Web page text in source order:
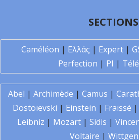
SECTIONS
Caméléon | Ελλάς | Expert|
Perfection | PI |
Abel | Archimède | Camus |
Dostoïevski | Einstein | Fraïssé |
Leibniz | Mozart | Sidis |
Voltaire |